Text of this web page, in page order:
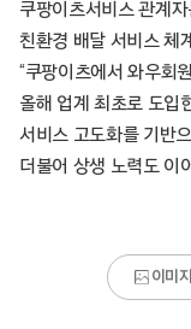
쿠팡이츠서비스 관계
친환경 배달 서비스 체
“쿠팡이츠에서 와우회
올해 업계 최초로 도입
서비스 고도화를 기반
더불어 상생 노력도 이
이미